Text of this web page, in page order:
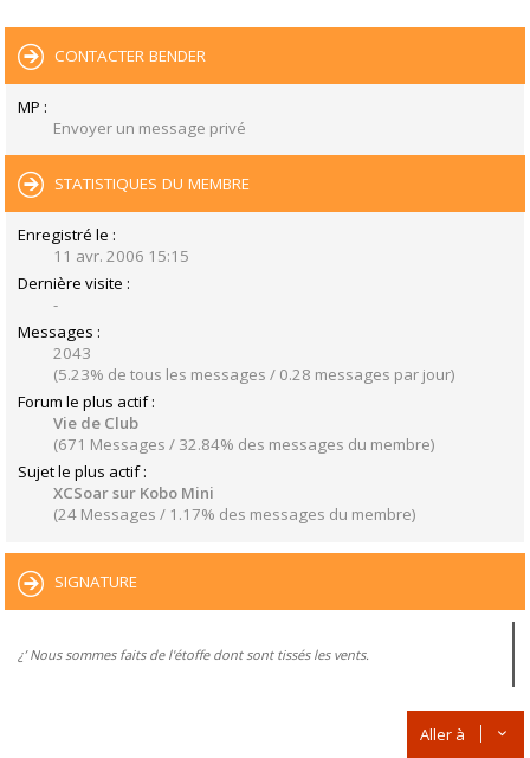
CONTACTER BENDER
MP :
Envoyer un message privé
STATISTIQUES DU MEMBRE
Enregistré le :
11 avr. 2006 15:15
Dernière visite :
-
Messages :
2043
(5.23% de tous les messages / 0.28 messages par jour)
Forum le plus actif :
Vie de Club
(671 Messages / 32.84% des messages du membre)
Sujet le plus actif :
XCSoar sur Kobo Mini
(24 Messages / 1.17% des messages du membre)
SIGNATURE
¿’ Nous sommes faits de l'étoffe dont sont tissés les vents.
Aller à